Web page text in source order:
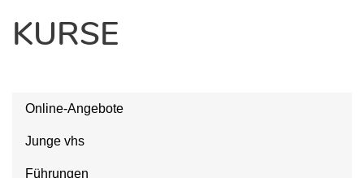
KURSE
Online-Angebote
Junge vhs
Führungen